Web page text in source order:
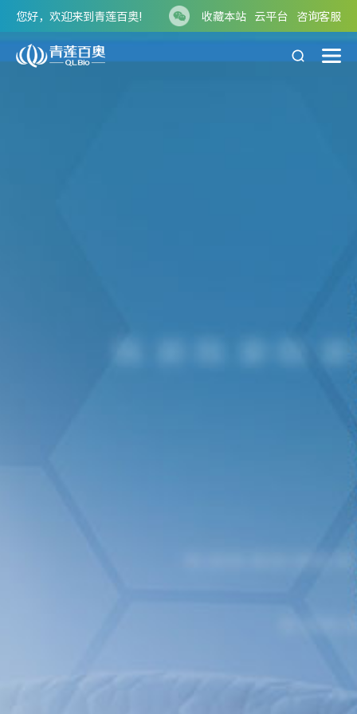
您好，欢迎来到青莲百奥! 收藏本站 云平台 咨询客服